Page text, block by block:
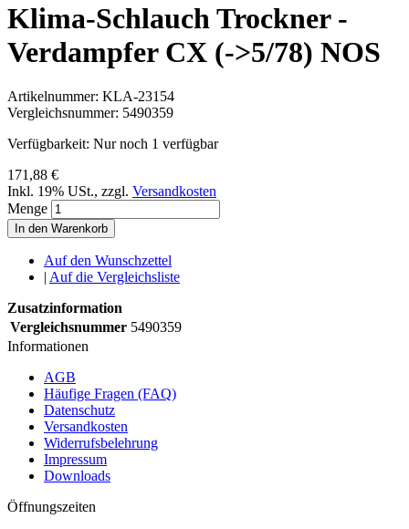
Klima-Schlauch Trockner -
Verdampfer CX (->5/78) NOS
Artikelnummer: KLA-23154
Vergleichsnummer: 5490359
Verfügbarkeit: Nur noch 1 verfügbar
171,88 €
Inkl. 19% USt., zzgl. Versandkosten
Menge
In den Warenkorb
Auf den Wunschzettel
| Auf die Vergleichsliste
Zusatzinformation
Vergleichsnummer 5490359
Informationen
AGB
Häufige Fragen (FAQ)
Datenschutz
Versandkosten
Widerrufsbelehrung
Impressum
Downloads
Öffnungszeiten